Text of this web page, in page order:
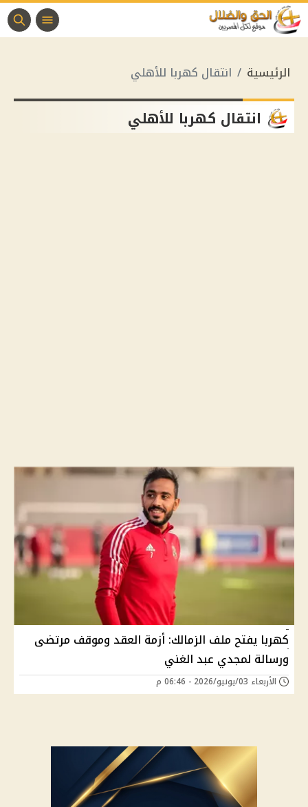
الرئيسية انتقال كهربا للأهلي
انتقال كهربا للأهلي
كهربا يفتح ملف الزمالك: أزمة العقد وموقف مرتضى
ورسالة لمجدي عبد الغني
الأربعاء 03/يونيو/2026 - 06:46 م